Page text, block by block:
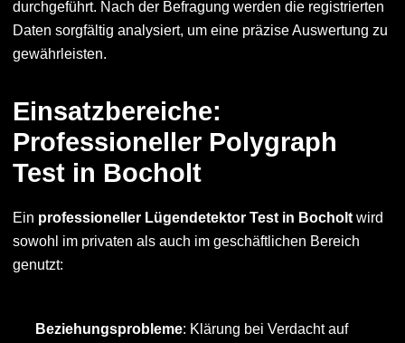
durchgeführt. Nach der Befragung werden die registrierten
Daten sorgfältig analysiert, um eine präzise Auswertung zu
gewährleisten.
Einsatzbereiche:
Professioneller Polygraph
Test in Bocholt
Ein professioneller Lügendetektor Test in Bocholtwird
sowohl im privaten als auch im geschäftlichen Bereich
genutzt:
Beziehungsprobleme: Klärung bei Verdacht auf